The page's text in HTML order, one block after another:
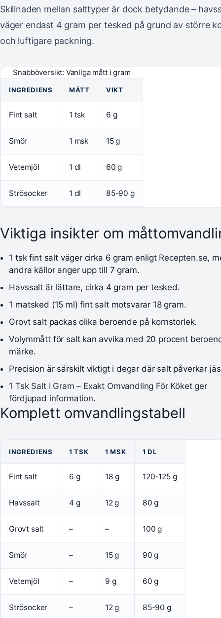
Skillnaden mellan salttyper är dock betydande –
väger endast 4 gram per tesked på grund av större
och luftigare packning.
Snabböversikt: Vanliga mått i gram
INGREDIENS MÅTT VIKT
Fint salt 1 tsk 6 g
Smör 1 msk 15 g
Vetemjöl 1 dl 60 g
Strösocker 1 dl 85-90 g
Viktiga insikter om
1 tsk fint salt väger cirka 6 gram enligt Recepten.se,
andra källor anger upp till 7 gram.
Havssalt är lättare, cirka 4 gram per tesked.
1 matsked (15 ml) fint salt motsvarar 18 gram.
Grovt salt packas olika beroende på kornstorlek.
Volymmått för salt kan avvika med 20 procent
märke.
Precision är särskilt viktigt i degar där salt påverkar
1 Tsk Salt I Gram – Exakt Omvandling För Köketger
fördjupad information.
Komplett omvandlingstabell
INGREDIENS 1 TSK 1 MSK 1 DL
Fint salt 6 g 18 g 120-125 g
Havssalt 4 g 12 g 80 g
Grovt salt – – 100 g
Smör – 15 g 90 g
Vetemjöl – 9 g 60 g
Strösocker – 12 g 85-90 g